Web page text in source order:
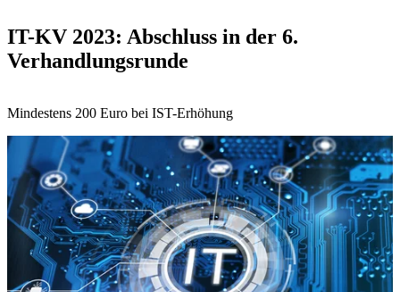
IT-KV 2023: Abschluss in der 6.
Verhandlungsrunde
Mindestens 200 Euro bei IST-Erhöhung